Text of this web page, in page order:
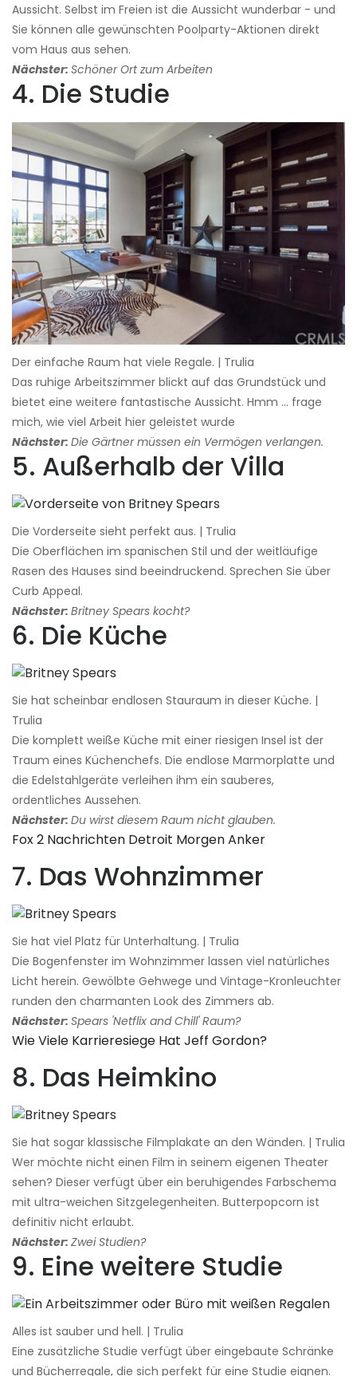
Aussicht. Selbst im Freien ist die Aussicht wunderbar - und
Sie können alle gewünschten Poolparty-Aktionen direkt
vom Haus aus sehen.
Nächster: Schöner Ort zum Arbeiten
4. Die Studie
Der einfache Raum hat viele Regale. | Trulia
Das ruhige Arbeitszimmer blickt auf das Grundstück und
bietet eine weitere fantastische Aussicht. Hmm ... frage
mich, wie viel Arbeit hier geleistet wurde
Nächster: Die Gärtner müssen ein Vermögen verlangen.
5. Außerhalb der Villa
Die Vorderseite sieht perfekt aus. | Trulia
Die Oberflächen im spanischen Stil und der weitläufige
Rasen des Hauses sind beeindruckend. Sprechen Sie über
Curb Appeal.
Nächster: Britney Spears kocht?
6. Die Küche
Sie hat scheinbar endlosen Stauraum in dieser Küche. |
Trulia
Die komplett weiße Küche mit einer riesigen Insel ist der
Traum eines Küchenchefs. Die endlose Marmorplatte und
die Edelstahlgeräte verleihen ihm ein sauberes,
ordentliches Aussehen.
Nächster: Du wirst diesem Raum nicht glauben.
Fox 2 Nachrichten Detroit Morgen Anker
7. Das Wohnzimmer
Sie hat viel Platz für Unterhaltung. | Trulia
Die Bogenfenster im Wohnzimmer lassen viel natürliches
Licht herein. Gewölbte Gehwege und Vintage-Kronleuchter
runden den charmanten Look des Zimmers ab.
Nächster: Spears 'Netflix and Chill' Raum?
Wie Viele Karrieresiege Hat Jeff Gordon?
8. Das Heimkino
Sie hat sogar klassische Filmplakate an den Wänden. | Trulia
Wer möchte nicht einen Film in seinem eigenen Theater
sehen? Dieser verfügt über ein beruhigendes Farbschema
mit ultra-weichen Sitzgelegenheiten. Butterpopcorn ist
definitiv nicht erlaubt.
Nächster: Zwei Studien?
9. Eine weitere Studie
Alles ist sauber und hell. | Trulia
Eine zusätzliche Studie verfügt über eingebaute Schränke
und Bücherregale, die sich perfekt für eine Studie eignen.